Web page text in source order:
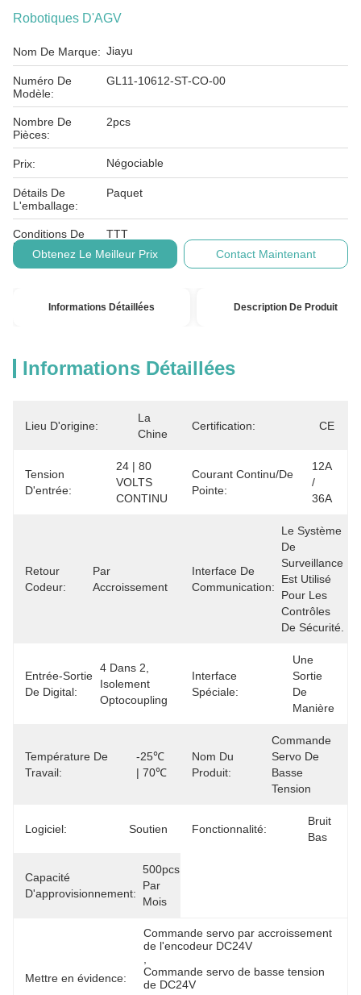
Robotiques D'AGV
Nom De Marque: Jiayu
Numéro De
Modèle:
GL11-10612-ST-CO-00
Nombre De
Pièces:
2pcs
Prix: Négociable
Détails De
L'emballage:
Paquet
Conditions De
Paiement:
TTT
Obtenez Le Meilleur Prix
Contact Maintenant
Informations Détaillées Description De Produit
Informations Détaillées
Lieu D'origine:
La
Chine
Certification: CE
Tension
D'entrée:
24 | 80
VOLTS
CONTINU
Courant Continu/de
Pointe:
12A
/
36A
Retour
Codeur:
Par
Accroissement
Interface De
Communication:
Le Système
De
Surveillance
Est Utilisé
Pour Les
Contrôles
De Sécurité.
Entrée-Sortie
De Digital:
4 Dans 2,
Isolement
Optocoupling
Interface
Spéciale:
Une
Sortie
De
Manière
Température De
Travail:
-25℃
| 70℃
Nom Du
Produit:
Commande
Servo De
Basse
Tension
Logiciel: Soutien Fonctionnalité:
Bruit
Bas
Capacité
D'approvisionnement:
500pcs
Par
Mois
Mettre en évidence:
Commande servo par accroissement
de l'encodeur DC24V
Commande servo de basse tension
de DC24V